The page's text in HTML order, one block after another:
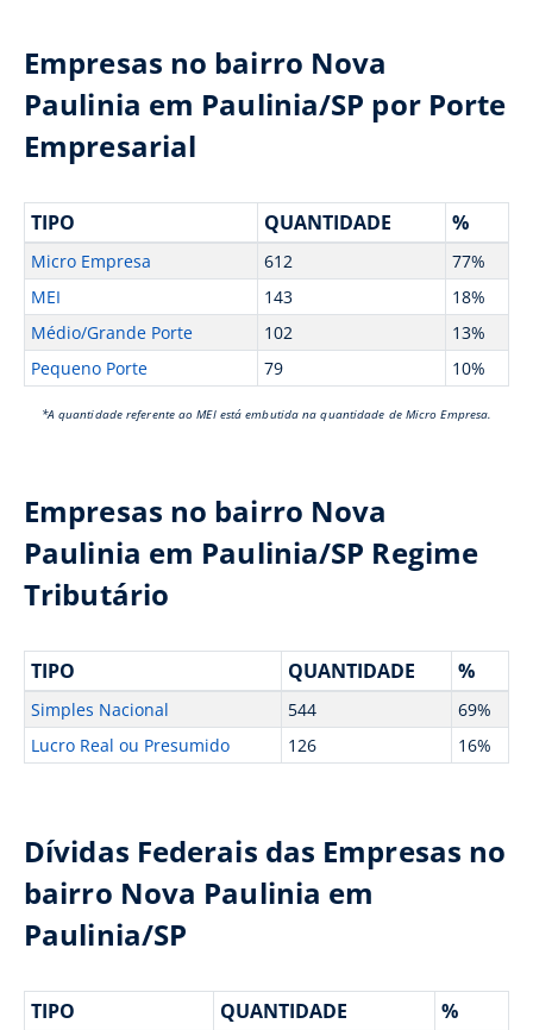
Empresas no bairro Nova
Paulinia em Paulinia/SP por Porte
Empresarial
TIPO QUANTIDADE %
Micro Empresa 612
77%
MEI
143
18%
Médio/Grande Porte
102
13%
Pequeno Porte
79 10%
*A quantidade referente ao MEI está embutida na quantidade de Micro Empresa.
Empresas no bairro Nova
Paulinia em Paulinia/SP Regime
Tributário
TIPO QUANTIDADE %
Simples Nacional 544
69%
Lucro Real ou Presumido
126 16%
Dívidas Federais das Empresas no
bairro Nova Paulinia em
Paulinia/SP
TIPO QUANTIDADE %